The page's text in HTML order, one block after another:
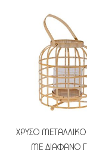
ΧΡΥΣΟ
ΜΕ ΔΙΑΦΑΝΟ